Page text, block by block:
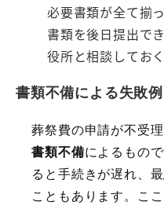
必要書類が全て揃
書類を後日提出で
役所と相談してお
書類不備による失敗例
葬祭費の申請が不受
書類不備によるもの
ると手続きが遅れ、
こともあります。こ